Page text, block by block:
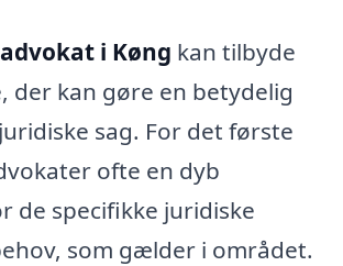
advokat i Køng kan tilbyde
der kan gøre en betydelig
sag. For det første
ofte en dyb
de specifikke juridiske
som gælder i området.